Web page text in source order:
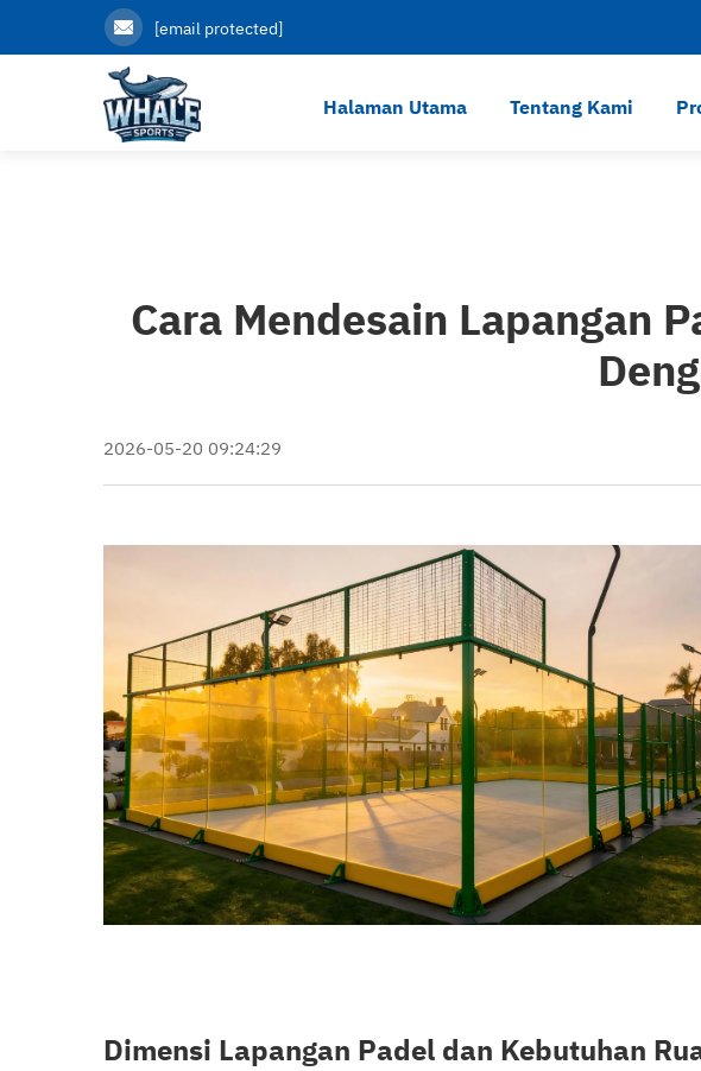
[email protected]
Halaman Utama Tentang Kami
Cara Mendesain Lapangan
2026-05-20 09:24:29
Dimensi Lapangan Padel dan Kebutuhan